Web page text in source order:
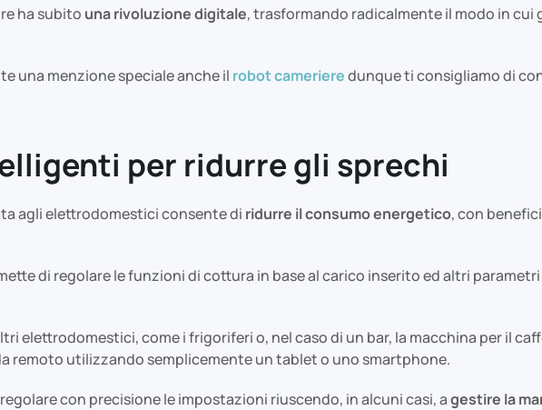
ha subito una rivoluzione digitale, trasformando radicalmente il modo in
una menzione speciale anche il robot camerieredunque ti consigliamo di
per ridurre gli sprechi
agli elettrodomestici consente di ridurre il consumo energetico, con
di regolare le funzioni di cottura in base al carico inserito ed altri
elettrodomestici, come i frigoriferi o, nel caso di un bar, la macchina per il
remoto utilizzando semplicemente un tablet o uno smartphone.
con precisione le impostazioni riuscendo, in alcuni casi, agestire la